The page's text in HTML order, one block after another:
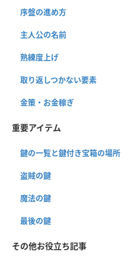
序盤の進め方
主人公の名前
熟練度上げ
取り返しつかない要素
金策・お金稼ぎ
重要アイテム
鍵の一覧と鍵付き宝箱の場所
盗賊の鍵
魔法の鍵
最後の鍵
その他お役立ち記事